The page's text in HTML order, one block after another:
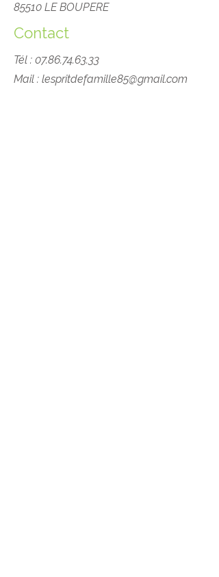
85510 LE BOUPERE
Contact
Tél : 07.86.74.63.33
Mail : lespritdefamille85@gmail.com